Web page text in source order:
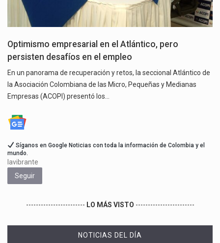
Optimismo empresarial en el Atlántico, pero
persisten desafíos en el empleo
En un panorama de recuperación y retos, la seccional Atlántico de
la Asociación Colombiana de las Micro, Pequeñas y Medianas
Empresas (ACOPI) presentó los…
Síganos en Google Noticias con toda la información de Colombia y el
mundo.
lavibrante
Seguir
------------------------ LO MÁS VISTO ------------------------
NOTICIAS DEL DÍA